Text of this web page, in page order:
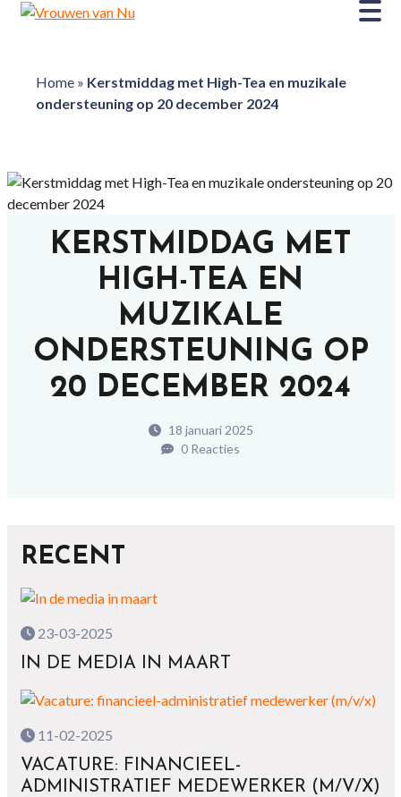
Home» Kerstmiddag met High-Tea en muzikale
ondersteuning op 20 december 2024
KERSTMIDDAG MET
HIGH-TEA EN
MUZIKALE
ONDERSTEUNING OP
20 DECEMBER 2024
18 januari 2025
0 Reacties
RECENT
23-03-2025
IN DE MEDIA IN MAART
11-02-2025
VACATURE: FINANCIEEL-
ADMINISTRATIEF MEDEWERKER (M/V/X)